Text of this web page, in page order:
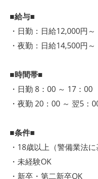
■給与■
・日勤：日給12,000円～
・夜勤：日給14,500円～
■時間帯■
・日勤 8：00 ～ 17：00
・夜勤 20：00 ～ 翌5：
■条件■
・18歳以上（警備業法に
・未経験OK
・新卒・第二新卒OK